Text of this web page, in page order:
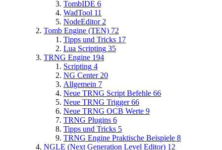
TombIDE 6
WadTool 11
NodeEditor 2
Tomb Engine (TEN) 72
Tipps und Tricks 17
Lua Scripting 35
TRNG Engine 194
Scripting 4
NG Center 20
Allgemein 7
Neue TRNG Script Befehle 66
Neue TRNG Trigger 66
Neue TRNG OCB Werte 9
TRNG Plugins 6
Tipps und Tricks 5
TRNG Engine Praktische Beispiele 8
NGLE (Next Generation Level Editor) 12